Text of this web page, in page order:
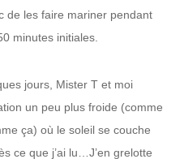
de les faire mariner pendant
minutes initiales.
jours, Mister T et moi
un peu plus froide (comme
ça) où le soleil se couche
ce que j’ai lu…J’en grelotte